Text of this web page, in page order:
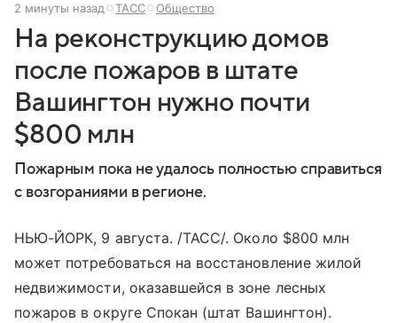
2 минуты назад ТАСС Общество
На реконструкцию домов
после пожаров в штате
Вашингтон нужно почти
$800 млн
Пожарным пока не удалось полностью справиться
с возгораниями в регионе.
НЬЮ-ЙОРК, 9 августа. /ТАСС/. Около $800 млн
может потребоваться на восстановление жилой
недвижимости, оказавшейся в зоне лесных
пожаров в округе Спокан (штат Вашингтон).